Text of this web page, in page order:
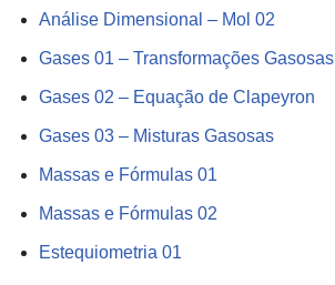
Análise Dimensional – Mol 02
Gases 01 – Transformações Gasosas
Gases 02 – Equação de Clapeyron
Gases 03 – Misturas Gasosas
Massas e Fórmulas 01
Massas e Fórmulas 02
Estequiometria 01